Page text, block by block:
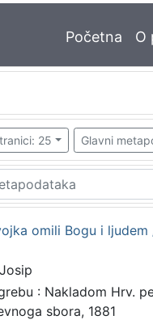
Početna O
25 Glavni
omili Bogu i ljudem
: Nakladom Hrv.
sbora, 1881